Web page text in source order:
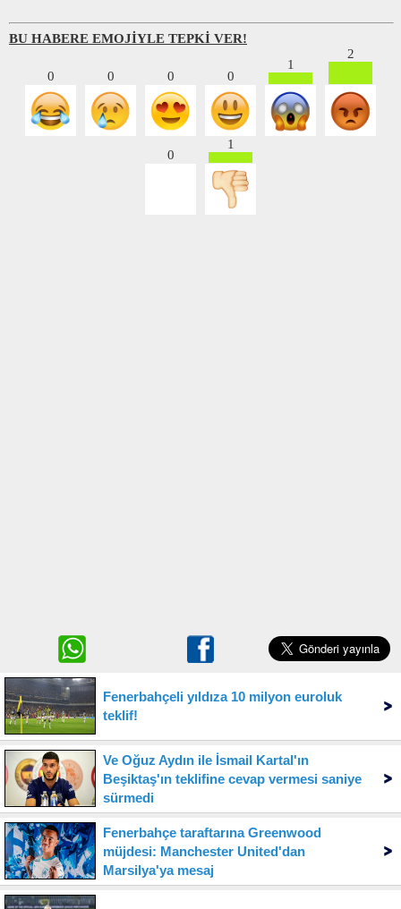
BU HABERE EMOJİYLE TEPKİ VER!
0 0 0 0
1
2
0
1
Fenerbahçeli yıldıza 10 milyon euroluk
teklif!
Ve Oğuz Aydın ile İsmail Kartal'ın
Beşiktaş'ın teklifine cevap vermesi saniye
sürmedi
Fenerbahçe taraftarına Greenwood
müjdesi: Manchester United'dan
Marsilya'ya mesaj